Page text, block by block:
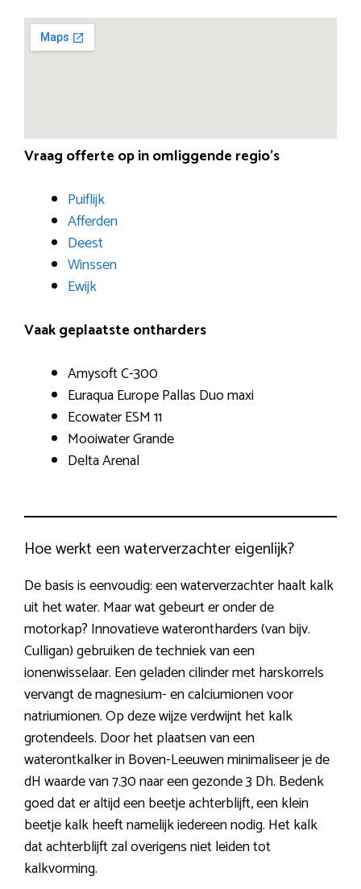
Vraag offerte op in omliggende regio’s
Puiflijk
Afferden
Deest
Winssen
Ewijk
Vaak geplaatste ontharders
Amysoft C-300
Euraqua Europe Pallas Duo maxi
Ecowater ESM 11
Mooiwater Grande
Delta Arenal
Hoe werkt een waterverzachter eigenlijk?
De basis is eenvoudig: een waterverzachter haalt kalk
uit het water. Maar wat gebeurt er onder de
motorkap? Innovatieve waterontharders (van bijv.
Culligan) gebruiken de techniek van een
ionenwisselaar. Een geladen cilinder met harskorrels
vervangt de magnesium- en calciumionen voor
natriumionen. Op deze wijze verdwijnt het kalk
grotendeels. Door het plaatsen van een
waterontkalker in Boven-Leeuwen minimaliseer je de
dH waarde van 7.30 naar een gezonde 3 Dh. Bedenk
goed dat er altijd een beetje achterblijft, een klein
beetje kalk heeft namelijk iedereen nodig. Het kalk
dat achterblijft zal overigens niet leiden tot
kalkvorming.